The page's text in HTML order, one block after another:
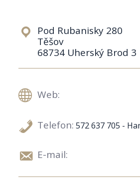
Pod Rubanisky 280
Těšov
68734 Uherský Brod 3
Web:
Telefon: 572 637 705 -
E-mail: